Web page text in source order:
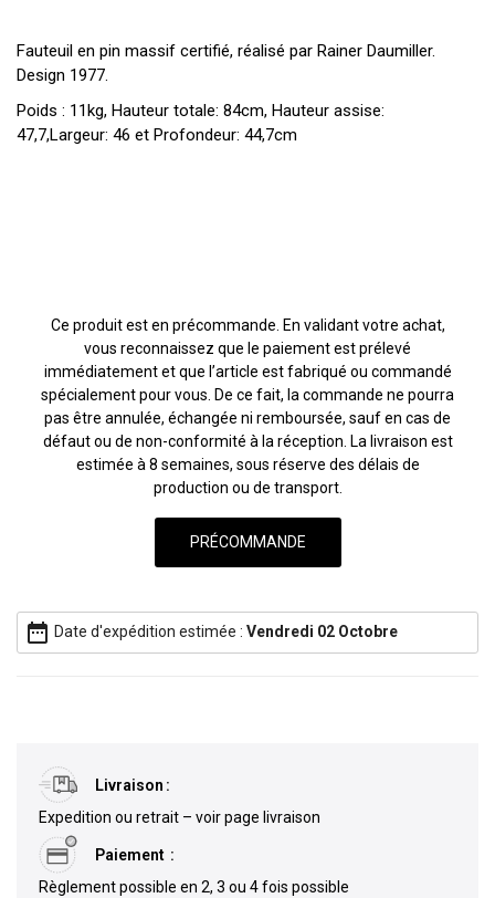
Fauteuil en pin massif certifié, réalisé par Rainer Daumiller.
Design 1977.
Poids : 11kg, Hauteur totale: 84cm, Hauteur assise:
47,7,Largeur: 46 et Profondeur: 44,7cm
Ce produit est en précommande. En validant votre achat,
vous reconnaissez que le paiement est prélevé
immédiatement et que l’article est fabriqué ou commandé
spécialement pour vous. De ce fait, la commande ne pourra
pas être annulée, échangée ni remboursée, sauf en cas de
défaut ou de non-conformité à la réception. La livraison est
estimée à 8 semaines, sous réserve des délais de
production ou de transport.
date_range Date d'expédition estimée : Vendredi 02 Octobre
Livraison
Expedition ou retrait – voir page livraison
Paiement
Règlement possible en 2, 3 ou 4 fois possible